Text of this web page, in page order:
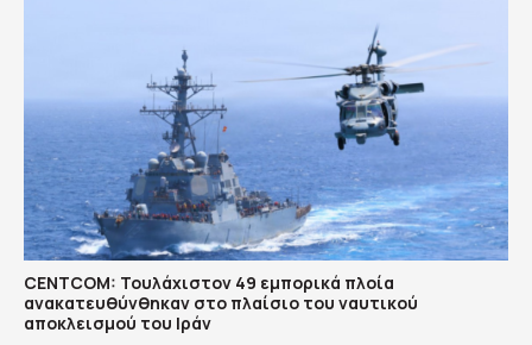
CENTCOM: Τουλάχιστον 49 εμπορικά πλοία
ανακατευθύνθηκαν στο πλαίσιο του ναυτικού
αποκλεισμού του Ιράν